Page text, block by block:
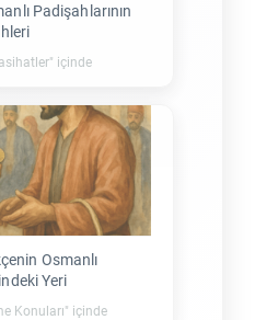
Padişahlarının
içinde
Osmanlı
Yeri
Konuları" içinde